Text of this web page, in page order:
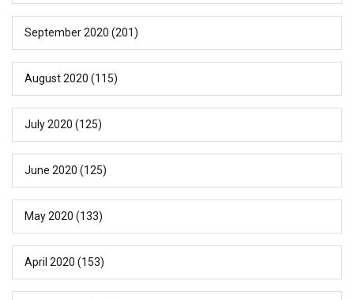
September 2020 (201)
August 2020 (115)
July 2020 (125)
June 2020 (125)
May 2020 (133)
April 2020 (153)